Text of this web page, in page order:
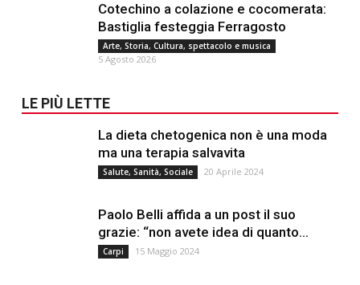
Cotechino a colazione e cocomerata:
Bastiglia festeggia Ferragosto
Arte, Storia, Cultura, spettacolo e musica
5 Agosto 2026
LE PIÙ LETTE
La dieta chetogenica non è una moda
ma una terapia salvavita
Salute, Sanità, Sociale 20 Aprile 2024
Paolo Belli affida a un post il suo
grazie: “non avete idea di quanto...
Carpi 15 Maggio 2024